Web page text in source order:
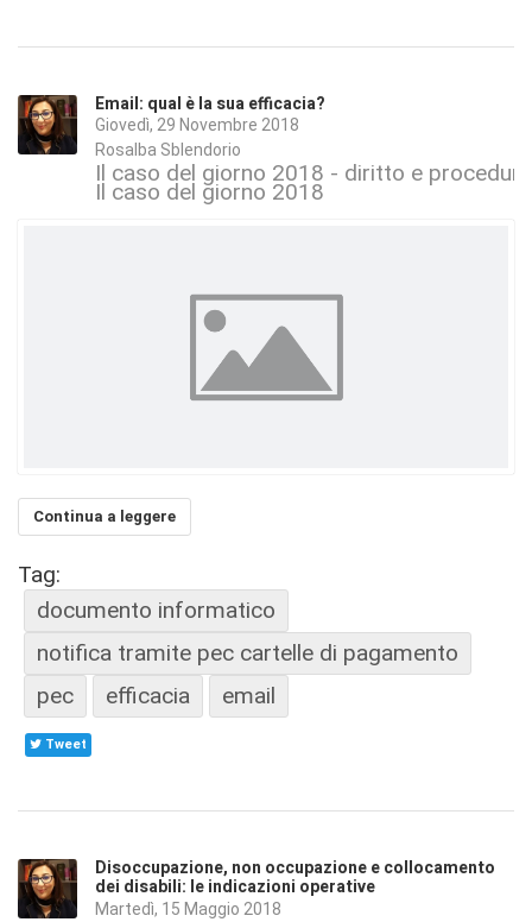
Email: qual è la sua efficacia?
Giovedì, 29 Novembre 2018
Rosalba Sblendorio
Il caso del giorno 2018 - diritto e
Il caso del giorno 2018
Continua a leggere
Tag:
documento informatico
notifica tramite pec cartelle di pagamento
pec
efficacia email
Tweet
Disoccupazione, non occupazione e collocamento
dei disabili: le indicazioni operative
Martedì, 15 Maggio 2018